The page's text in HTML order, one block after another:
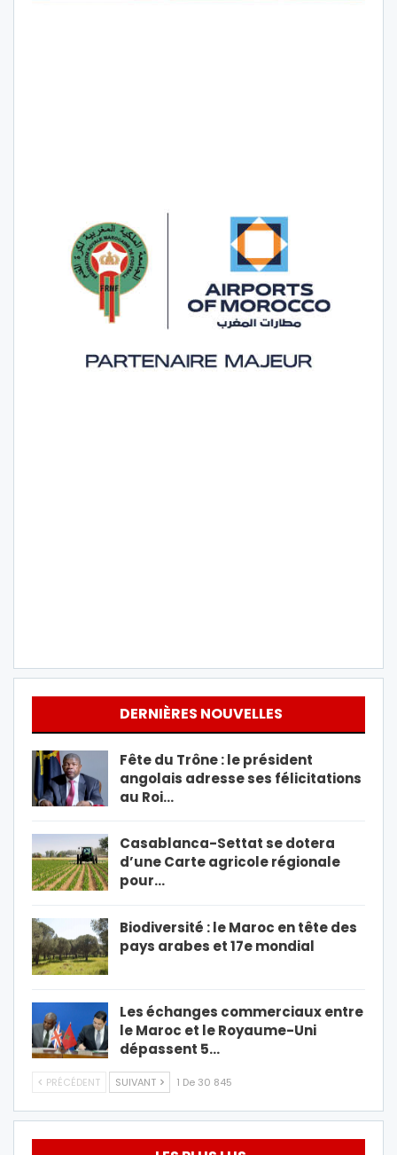
DERNIÈRES NOUVELLES
Fête du Trône : le président
angolais adresse ses félicitations
au Roi…
Casablanca-Settat se dotera
d’une Carte agricole régionale
pour…
Biodiversité : le Maroc en tête des
pays arabes et 17e mondial
Les échanges commerciaux entre
le Maroc et le Royaume-Uni
dépassent 5…
PRÉCÉDENT SUIVANT 1 De 30 845